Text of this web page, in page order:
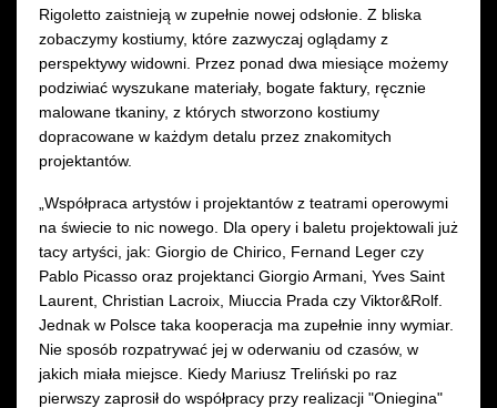
Rigoletto zaistnieją w zupełnie nowej odsłonie. Z bliska
zobaczymy kostiumy, które zazwyczaj oglądamy z
perspektywy widowni. Przez ponad dwa miesiące możemy
podziwiać wyszukane materiały, bogate faktury, ręcznie
malowane tkaniny, z których stworzono kostiumy
dopracowane w każdym detalu przez znakomitych
projektantów.
„Współpraca artystów i projektantów z teatrami operowymi
na świecie to nic nowego. Dla opery i baletu projektowali już
tacy artyści, jak: Giorgio de Chirico, Fernand Leger czy
Pablo Picasso oraz projektanci Giorgio Armani, Yves Saint
Laurent, Christian Lacroix, Miuccia Prada czy Viktor&Rolf.
Jednak w Polsce taka kooperacja ma zupełnie inny wymiar.
Nie sposób rozpatrywać jej w oderwaniu od czasów, w
jakich miała miejsce. Kiedy Mariusz Treliński po raz
pierwszy zaprosił do współpracy przy realizacji "Oniegina"